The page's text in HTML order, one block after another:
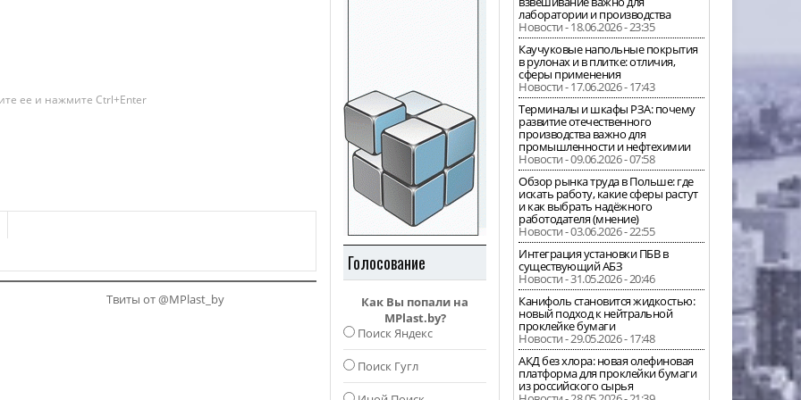
ее и нажмите Ctrl+Enter
Твиты от @MPlast_by
Голосование
Как Вы попали на
MPlast.by?
Поиск Яндекс
Поиск Гугл
лаборатории и производства
Новости - 18.06.2026 - 23:35
Каучуковые напольные покрытия
в рулонах и в плитке: отличия,
сферы применения
Новости - 17.06.2026 - 17:43
Терминалы и шкафы РЗА: почему
развитие отечественного
производства важно для
промышленности и нефтехимии
Новости - 09.06.2026 - 07:58
Обзор рынка труда в Польше: где
искать работу, какие сферы растут
и как выбрать надёжного
работодателя (мнение)
Новости - 03.06.2026 - 22:55
Интеграция установки ПБВ в
существующий АБЗ
Новости - 31.05.2026 - 20:46
Канифоль становится жидкостью:
новый подход к нейтральной
проклейке бумаги
Новости - 29.05.2026 - 17:48
АКД без хлора: новая олефиновая
платформа для проклейки бумаги
из российского сырья